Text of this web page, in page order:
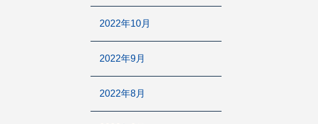
2022年10月
2022年9月
2022年8月